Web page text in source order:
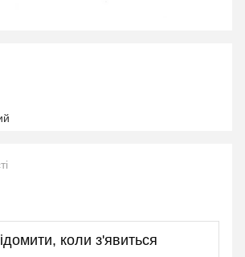
коли з'явиться